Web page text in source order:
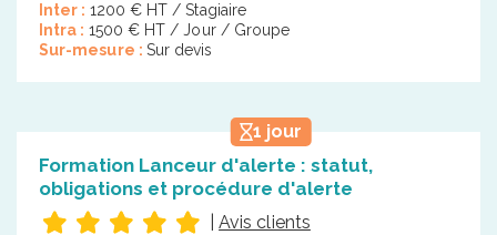
Inter : 1200 € HT / Stagiaire
Intra : 1500 € HT / Jour / Groupe
Sur-mesure : Sur devis
1 jour
Formation Lanceur d'alerte : statut,
obligations et procédure d'alerte
Avis clients